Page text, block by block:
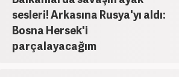
sesleri! Arkasına Rusya'yı aldı:
Bosna Hersek'i
parçalayacağım